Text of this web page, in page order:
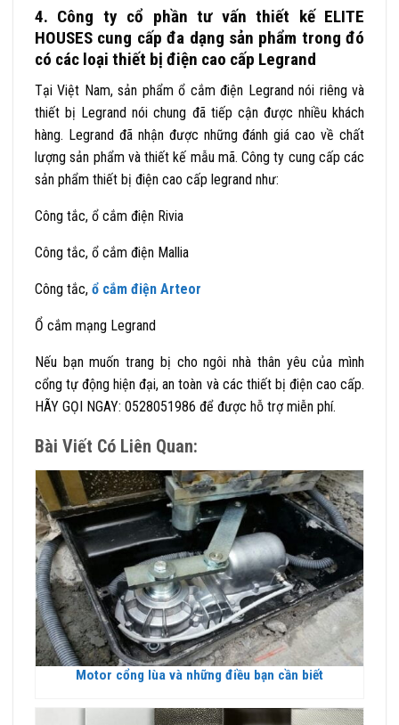
4. Công ty cổ phần tư vấn thiết kế ELITE
HOUSES cung cấp đa dạng sản phẩm trong đó
có các loại thiết bị điện cao cấp Legrand
Tại Việt Nam, sản phẩm ổ cắm điện Legrand nói riêng và
thiết bị Legrand nói chung đã tiếp cận được nhiều khách
hàng. Legrand đã nhận được những đánh giá cao về chất
lượng sản phẩm và thiết kế mẫu mã. Công ty cung cấp các
sản phẩm thiết bị điện cao cấp legrand như:
Công tắc, ổ cắm điện Rivia
Công tắc, ổ cắm điện Mallia
Công tắc, ổ cắm điện Arteor
Ổ cắm mạng Legrand
Nếu bạn muốn trang bị cho ngôi nhà thân yêu của mình
cổng tự động hiện đại, an toàn và các thiết bị điện cao cấp.
HÃY GỌI NGAY: 0528051986 để được hỗ trợ miễn phí.
Bài Viết Có Liên Quan:
Motor cổng lùa và những điều bạn cần biết